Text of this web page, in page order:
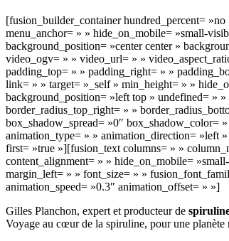
[fusion_builder_container hundred_percent=
menu_anchor= » » hide_on_mobile= »small-
background_position= »center center »
video_ogv= » » video_url= » »
padding_top= » » padding_right= » »
link= » » target= »_self » min_height= » »
background_position= »left top » undefined= »
border_radius_top_right= » »
box_shadow_spread= »0″ box_shadow_color=
animation_type= » » animation_direction= »left
first= »true »][fusion_text columns= » »
content_alignment= » » hide_on_mobile=
margin_left= » » font_size= » »
animation_speed= »0.3″ animation_offset= » »]
Gilles Planchon, expert et producteur de
Voyage au cœur de la spiruline, pour une planète